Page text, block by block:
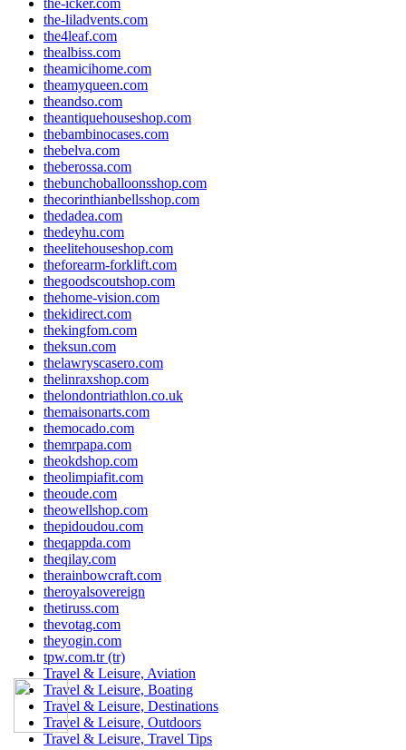
the-liladvents.com
the4leaf.com
thealbiss.com
theamicihome.com
theamyqueen.com
theandso.com
theantiquehouseshop.com
thebambinocases.com
thebelva.com
theberossa.com
thebunchoballoonsshop.com
thecorinthianbellsshop.com
thedadea.com
thedeyhu.com
theelitehouseshop.com
theforearm-forklift.com
thegoodscoutshop.com
thehome-vision.com
thekidirect.com
thekingfom.com
theksun.com
thelawryscasero.com
thelinraxshop.com
thelondontriathlon.co.uk
themaisonarts.com
themocado.com
themrpapa.com
theokdshop.com
theolimpiafit.com
theoude.com
theowellshop.com
thepidoudou.com
theqappda.com
theqilay.com
therainbowcraft.com
theroyalsovereign
thetiruss.com
thevotag.com
theyogin.com
tpw.com.tr (tr)
Travel & Leisure, Aviation
Travel & Leisure, Boating
Travel & Leisure, Destinations
Travel & Leisure, Outdoors
Travel & Leisure, Travel Tips